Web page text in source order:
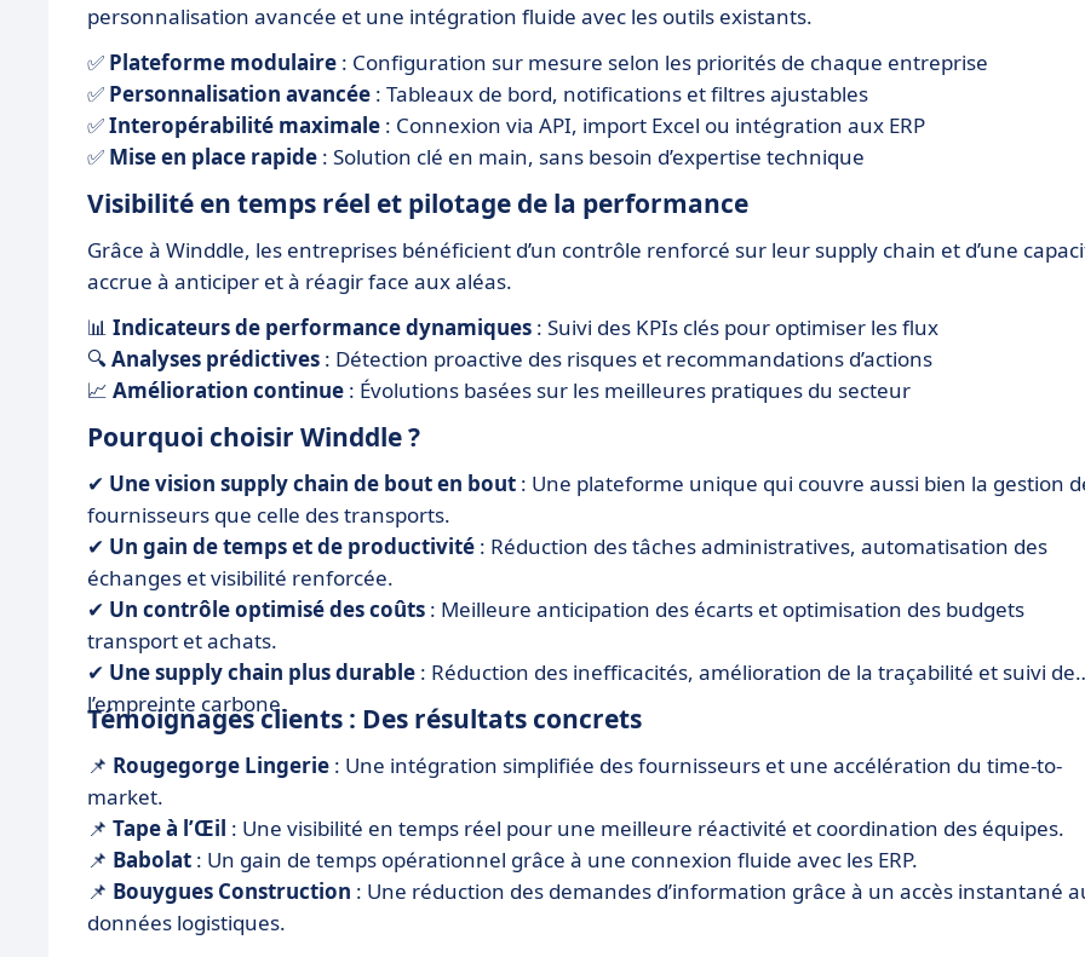
personnalisation avancée et une intégration fluide avec les outils existants.
✅ Plateforme modulaire : Configuration sur mesure selon les priorités de chaque entreprise
✅ Personnalisation avancée : Tableaux de bord, notifications et filtres ajustables
✅Interopérabilité maximale : Connexion via API, import Excel ou intégration aux ERP
✅ Mise en place rapide : Solution clé en main, sans besoin d’expertise technique
Visibilité en temps réel et pilotage de la performance
Grâce à Winddle, les entreprises bénéficient d’un contrôle renforcé sur leur supply chain et d’une
accrue à anticiper et à réagir face aux aléas.
📊 Indicateurs de performance dynamiques : Suivi des KPIs clés pour optimiser les flux
🔍Analyses prédictives : Détection proactive des risques et recommandations d’actions
📈 Amélioration continue : Évolutions basées sur les meilleures pratiques du secteur
Pourquoi choisir Winddle ?
✔ Une vision supply chain de bout en bout : Une plateforme unique qui couvre aussi bien la gestion
fournisseurs que celle des transports.
✔ Un gain de temps et de productivité : Réduction des tâches administratives, automatisation des
échanges et visibilité renforcée.
✔ Un contrôle optimisé des coûts : Meilleure anticipation des écarts et optimisation des budgets
transport et achats.
✔ Une supply chain plus durable : Réduction des inefficacités, amélioration de la traçabilité et suivi de
l’empreinte carbone.
Témoignages clients : Des résultats concrets
📌 Rougegorge Lingerie : Une intégration simplifiée des fournisseurs et une accélération du time-to-
market.
📌 Tape à l’Œil : Une visibilité en temps réel pour une meilleure réactivité et coordination des équipes.
📌 Babolat : Un gain de temps opérationnel grâce à une connexion fluide avec les ERP.
📌 Bouygues Construction : Une réduction des demandes d’information grâce à un accès instantané
données logistiques.